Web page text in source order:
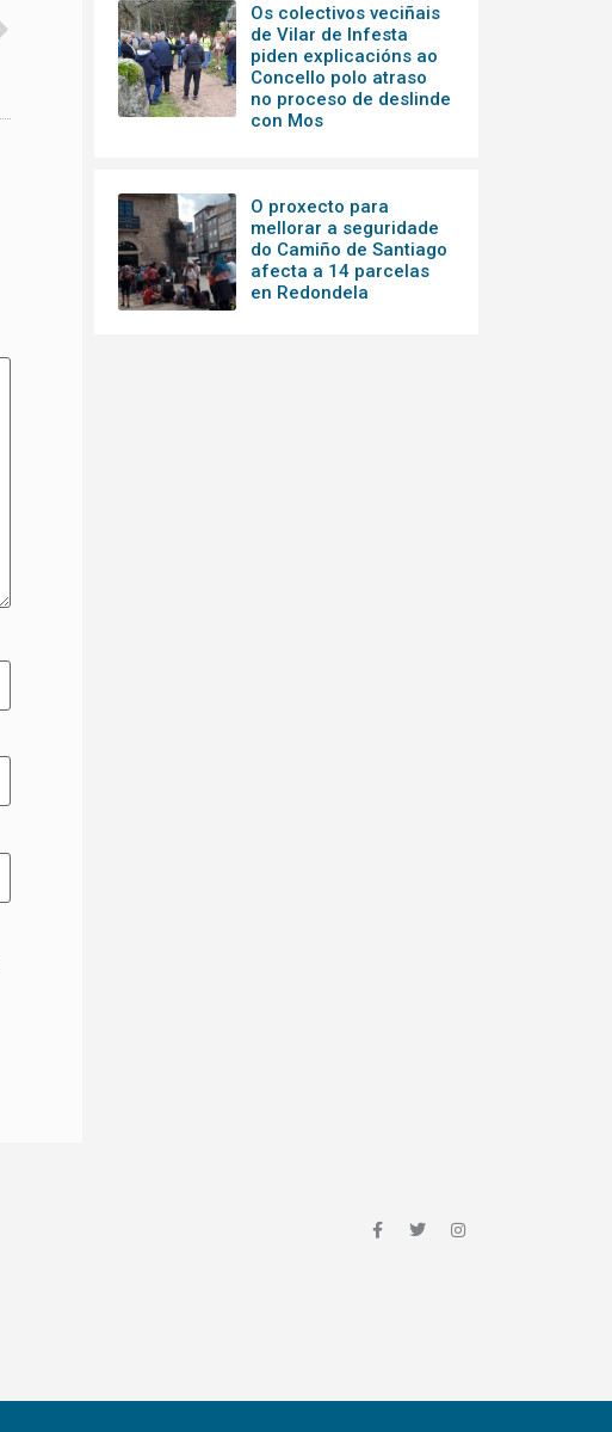
Os colectivos veciñais
de Vilar de Infesta
piden explicacións ao
Concello polo atraso
no proceso de deslinde
con Mos
O proxecto para
mellorar a seguridade
do Camiño de Santiago
afecta a 14 parcelas
en Redondela